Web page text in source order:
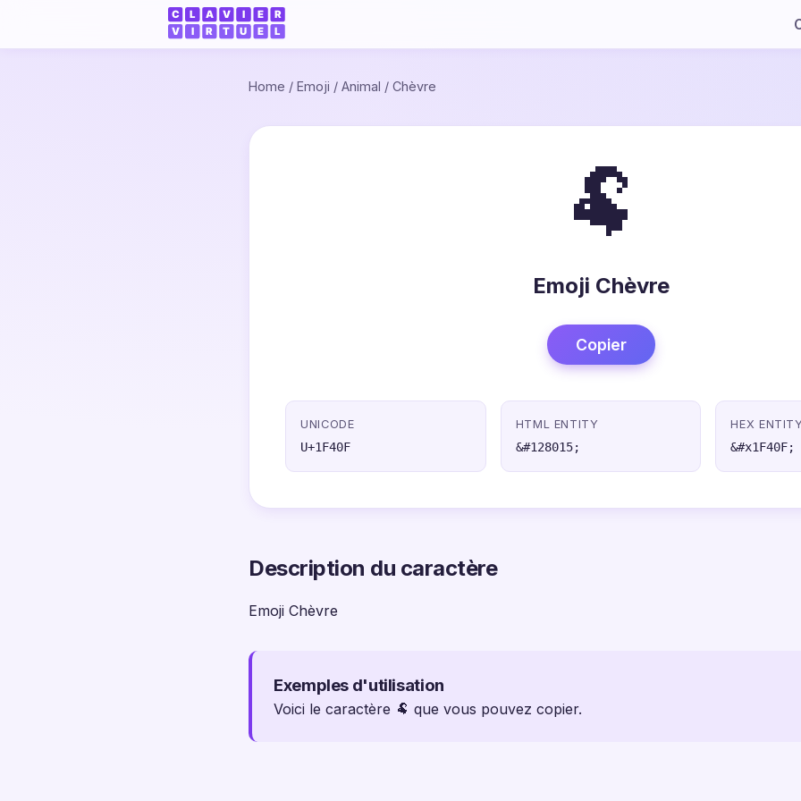
Home / Emoji / Animal / Chèvre
🐏
Emoji Chèvre
Copier
UNICODE
U+1F40F
HTML ENTITY
&#128015;
HEX
&#x1F40F;
Description du caractère
Emoji Chèvre
Exemples d'utilisation
Voici le caractère 🐏 que vous pouvez copier.